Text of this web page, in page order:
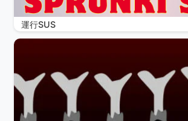
運行SUS